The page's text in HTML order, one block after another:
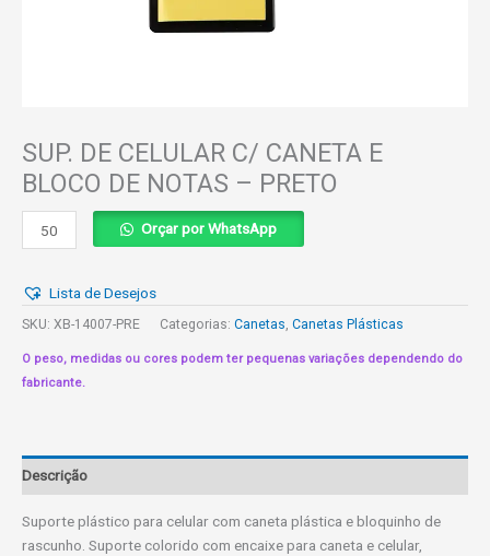
SUP. DE CELULAR C/ CANETA E
BLOCO DE NOTAS – PRETO
SUP.
DE
C/
CANETA
BLOCO
DE
PRETO
quantidade
Orçar por WhatsApp
Lista de Desejos
SKU: XB-14007-PRE Categorias: Canetas, Canetas Plásticas
O peso, medidas ou cores podem ter pequenas variações dependendo do
fabricante.
Descrição
Suporte plástico para celular com caneta plástica e bloquinho de
rascunho. Suporte colorido com encaixe para caneta e celular,